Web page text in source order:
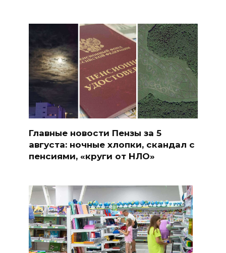
Главные новости Пензы за 5
августа: ночные хлопки, скандал с
пенсиями, «круги от НЛО»